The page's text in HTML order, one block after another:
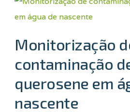
Monitorização
contaminação
querosene em
nascente